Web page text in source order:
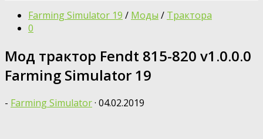
Farming Simulator 19 / Моды / Трактора
0
Мод трактор Fendt 815-820 v1.0.0.0
Farming Simulator 19
- Farming Simulator· 04.02.2019